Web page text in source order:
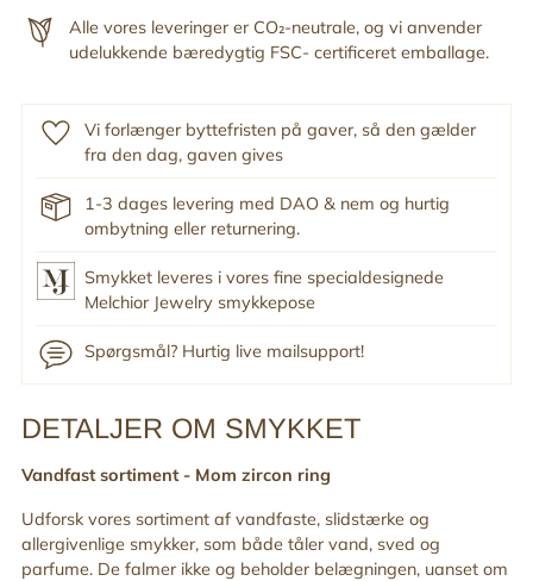
Alle vores leveringer er CO₂-neutrale, og vi anvender
udelukkende bæredygtig FSC- certificeret emballage.
Vi forlænger byttefristen på gaver, så den gælder
fra den dag, gaven gives
1-3 dages levering med DAO & nem og hurtig
ombytning eller returnering.
Smykket leveres i vores fine specialdesignede
Melchior Jewelry smykkepose
Spørgsmål? Hurtig live mailsupport!
Tilføj
til
din
indkøbskurv
DETALJER OM SMYKKET
Vandfast sortiment - Mom zircon ring
Udforsk vores sortiment af vandfaste, slidstærke og
allergivenlige smykker, som både tåler vand, sved og
parfume. De falmer ikke og beholder belægningen, uanset om